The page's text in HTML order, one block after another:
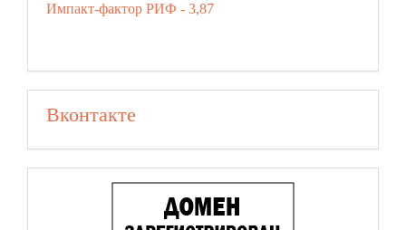
Импакт-фактор РИФ - 3,87
Вконтакте